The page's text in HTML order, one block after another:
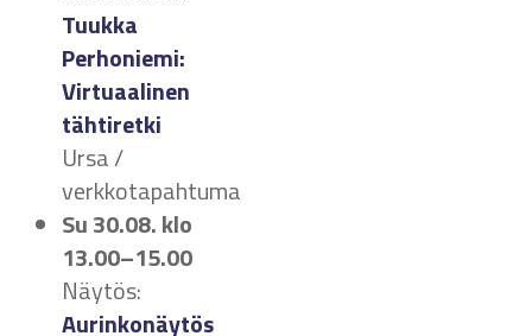
Tuukka
Perhoniemi:
Virtuaalinen
tähtiretki
Ursa /
verkkotapahtuma
Su 30.08.klo
13.00–15.00
Näytös:
Aurinkonäytös